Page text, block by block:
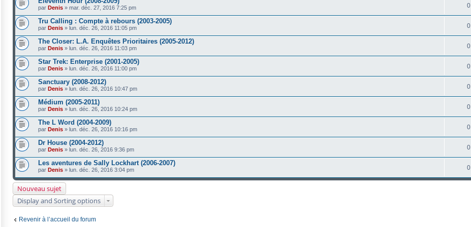
par Denis » mar. déc. 27, 2016 7:25 pm 0
Tru Calling : Compte à rebours (2003-2005)
par Denis » lun. déc. 26, 2016 11:05 pm 0
The Closer: L.A. Enquêtes Prioritaires (2005-2012)
par Denis » lun. déc. 26, 2016 11:03 pm 0
Star Trek: Enterprise (2001-2005)
par Denis » lun. déc. 26, 2016 11:00 pm 0
Sanctuary (2008-2012)
par Denis » lun. déc. 26, 2016 10:47 pm 0
Médium (2005-2011)
par Denis » lun. déc. 26, 2016 10:24 pm 0
The L Word (2004-2009)
par Denis » lun. déc. 26, 2016 10:16 pm 0
Dr House (2004-2012)
par Denis » lun. déc. 26, 2016 9:36 pm 0
Les aventures de Sally Lockhart (2006-2007)
par Denis » lun. déc. 26, 2016 3:04 pm 0
Nouveau sujet
Display and Sorting options
Revenir à l’accueil du forum